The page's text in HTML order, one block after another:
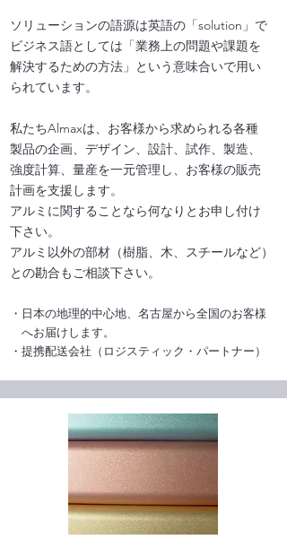
ソリューションの語源は英語の「solution」で
ビジネス語としては「業務上の問題や課題を
解決するための方法」という意味合いで用い
られています。
私たちAlmaxは、お客様から求められる各種
製品の企画、デザイン、設計、試作、製造、
強度計算、量産を一元管理し、お客様の販売
計画を支援します。
アルミに関することなら何なりとお申し付け
下さい。
アルミ以外の部材（樹脂、木、スチールなど）
との勘合もご相談下さい。
・日本の地理的中心地、名古屋から全国のお客様
へお届けします。
・提携配送会社（ロジスティック・パートナー）